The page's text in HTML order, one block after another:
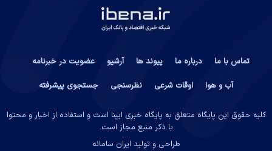
تماس با ما درباره ما پیوند ها آرشیو
عضویت در خبرنامه
آب و هوا
اوقات شرعی نظرسنجی جستجوی پیشرفته
کلیه حقوق این پایگاه متعلق به پایگاه خبری ایبِنا است و استفاده از اخبار و محتوا
با ذکر منبع مجاز است.
طراحی و تولید ایران سامانه